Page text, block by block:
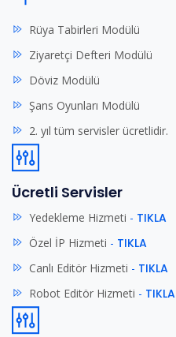
Rüya Tabirleri Modülü
Ziyaretçi Defteri Modülü
Döviz Modülü
Şans Oyunları Modülü
2. yıl tüm servisler ücretlidir.
Ücretli Servisler
Yedekleme Hizmeti - TIKLA
Özel İP Hizmeti - TIKLA
Canlı Editör Hizmeti - TIKLA
Robot Editör Hizmeti - TIKLA